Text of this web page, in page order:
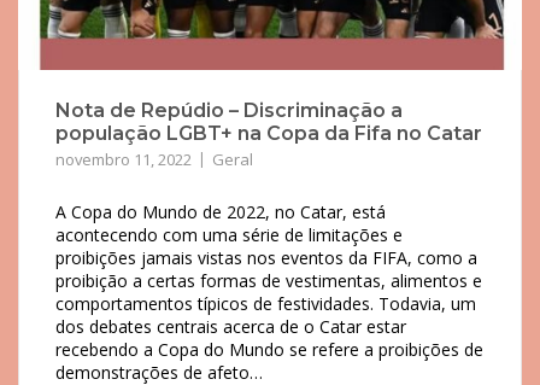
Nota de Repúdio – Discriminação a
população LGBT+ na Copa da Fifa no Catar
novembro 11, 2022 Geral
A Copa do Mundo de 2022, no Catar, está
acontecendo com uma série de limitações e
proibições jamais vistas nos eventos da FIFA, como a
proibição a certas formas de vestimentas, alimentos e
comportamentos típicos de festividades. Todavia, um
dos debates centrais acerca de o Catar estar
recebendo a Copa do Mundo se refere a proibições de
demonstrações de afeto…